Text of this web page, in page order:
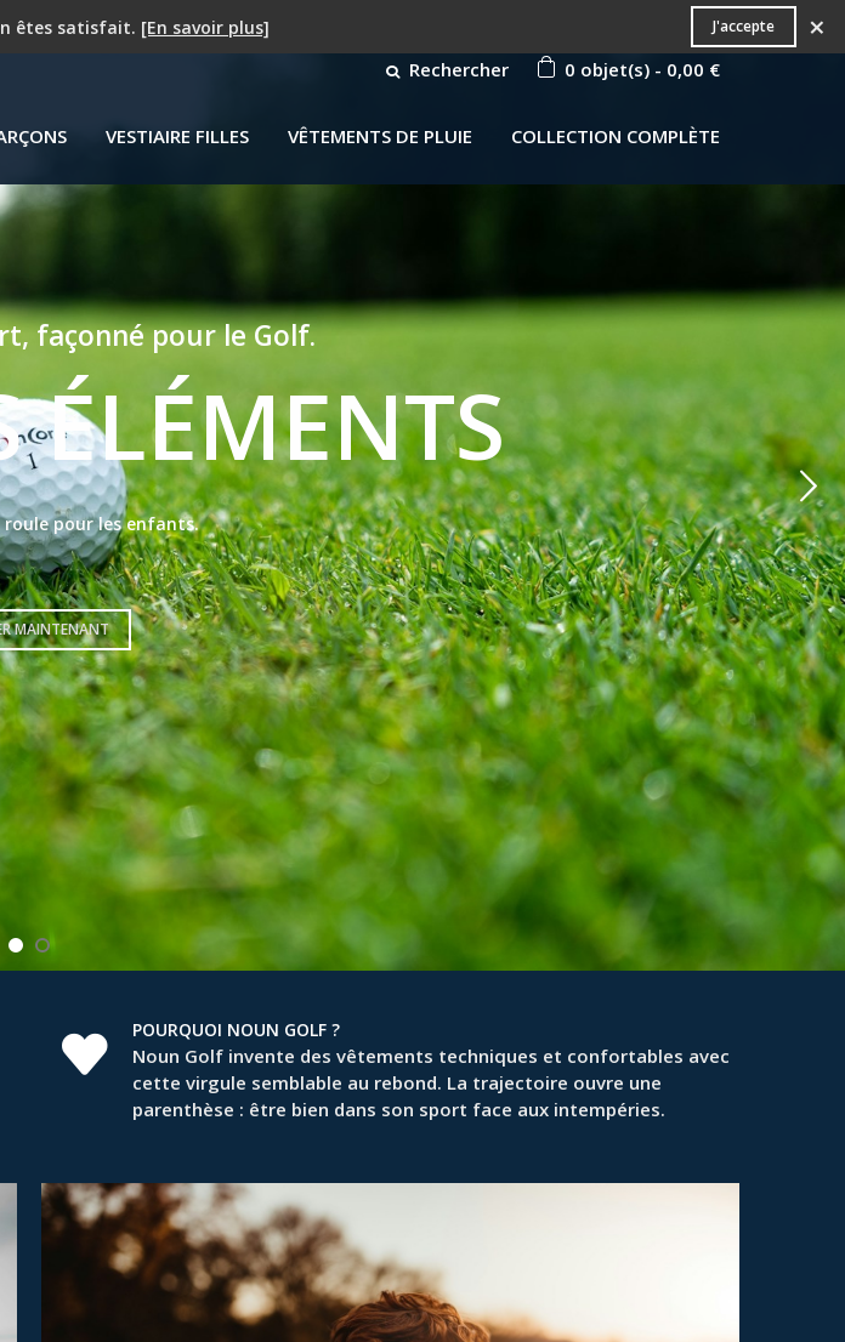
du deuxième article !
Rechercher 0 objet(s) - 0,00 €
VESTIAIRE FILLES VÊTEMENTS DE PLUIE COLLECTION COMPLÈTE
façonné pour le Golf.
ÉLÉMENTS
pour les enfants.
MAINTENANT
POURQUOI NOUN GOLF ?
Noun Golf invente des vêtements techniques et confortables avec
cette virgule semblable au rebond. La trajectoire ouvre une
parenthèse : être bien dans son sport face aux intempéries.
êtes satisfait. [En savoir plus] J'accepte ×